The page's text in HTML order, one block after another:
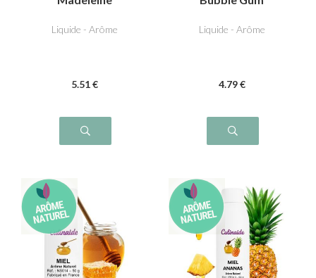
Liquide - Arôme
5.51 €
Liquide - Arôme
4.79 €